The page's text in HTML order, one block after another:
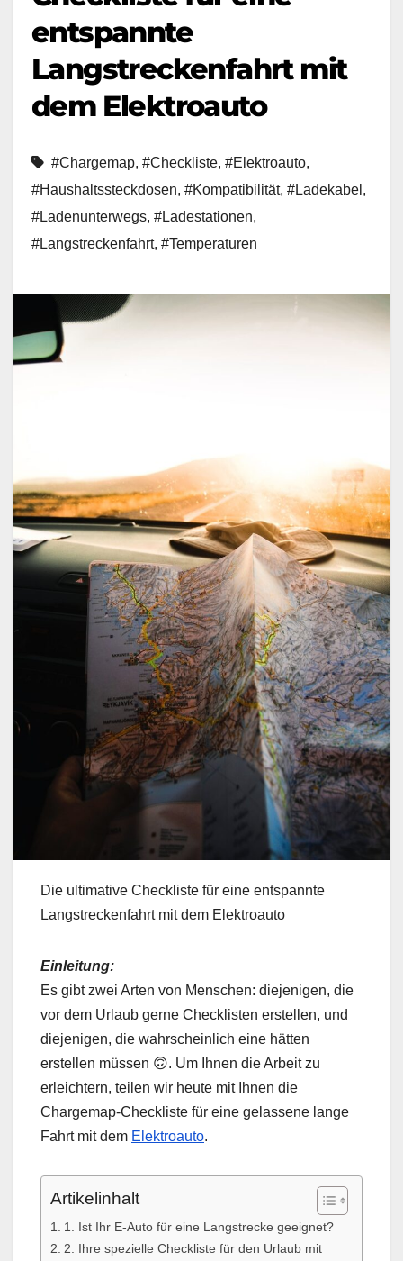
entspannte
Langstreckenfahrt mit
dem Elektroauto
#Chargemap, #Checkliste, #Elektroauto,
#Haushaltssteckdosen, #Kompatibilität, #Ladekabel ,
#Ladenunterwegs, #Ladestationen,
#Langstreckenfahrt, #Temperaturen
Die ultimative Checkliste für eine entspannte
Langstreckenfahrt mit dem Elektroauto
Einleitung:
Es gibt zwei Arten von Menschen: diejenigen, die
vor dem Urlaub gerne Checklisten erstellen, und
diejenigen, die wahrscheinlich eine hätten
erstellen müssen 🙃. Um Ihnen die Arbeit zu
erleichtern, teilen wir heute mit Ihnen die
Chargemap-Checkliste für eine gelassene lange
Fahrt mit dem Elektroauto.
Artikelinhalt
1. Ist Ihr E-Auto für eine Langstrecke geeignet?
2. Ihre spezielle Checkliste für den Urlaub mit